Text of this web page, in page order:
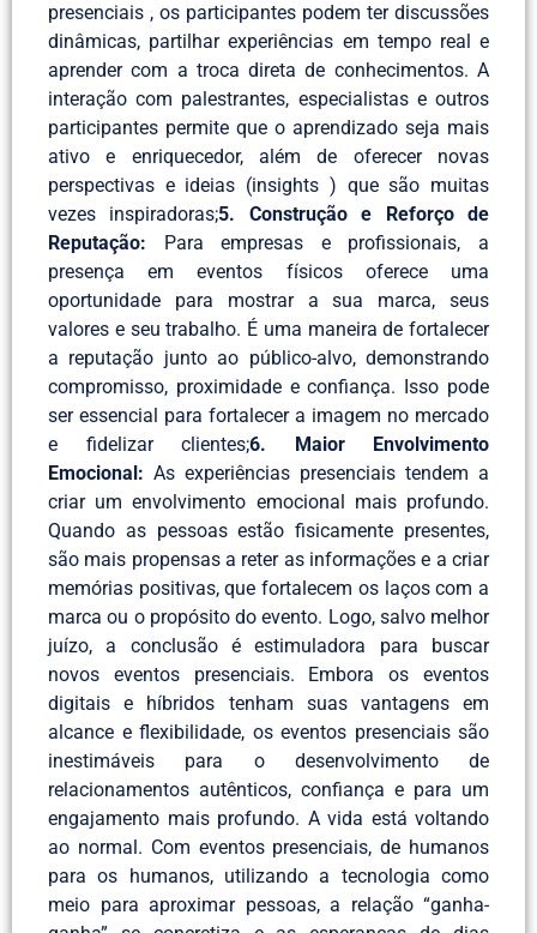
presenciais , os participantes podem ter discussões
dinâmicas, partilhar experiências em tempo real e
aprender com a troca direta de conhecimentos. A
interação com palestrantes, especialistas e outros
participantes permite que o aprendizado seja mais
ativo e enriquecedor, além de oferecer novas
perspectivas e ideias (insights ) que são muitas
vezes inspiradoras;5. Construção e Reforço de
Reputação:
Para empresas e profissionais, a
presença em eventos físicos oferece uma
oportunidade para mostrar a sua marca, seus
valores e seu trabalho. É uma maneira de fortalecer
a reputação junto ao público-alvo, demonstrando
compromisso, proximidade e confiança. Isso pode
ser essencial para fortalecer a imagem no mercado
e fidelizar clientes;6. Maior Envolvimento
Emocional: As experiências presenciais tendem a
criar um envolvimento emocional mais profundo.
Quando as pessoas estão fisicamente presentes,
são mais propensas a reter as informações e a criar
memórias positivas, que fortalecem os laços com a
marca ou o propósito do evento. Logo, salvo melhor
juízo, a conclusão é estimuladora para buscar
novos eventos presenciais. Embora os eventos
digitais e híbridos tenham suas vantagens em
alcance e flexibilidade, os eventos presenciais são
inestimáveis para o desenvolvimento de
relacionamentos autênticos, confiança e para um
engajamento mais profundo. A vida está voltando
ao normal. Com eventos presenciais, de humanos
para os humanos, utilizando a tecnologia como
meio para aproximar pessoas, a relação “ganha-